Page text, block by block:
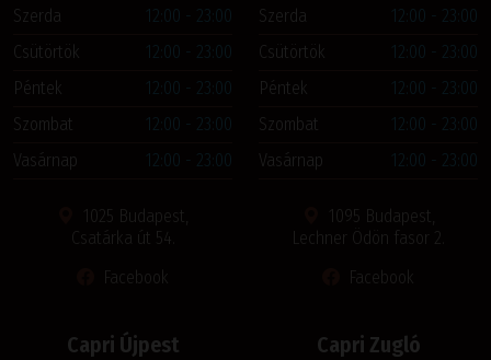
Szerda
12:00 - 23:00
Csütörtök
12:00 - 23:00
Péntek
12:00 - 23:00
Szombat
12:00 - 23:00
Vasárnap
12:00 - 23:00
1025 Budapest,
Csatárka út 54.
Facebook
Szerda
12:00 - 23:00
Csütörtök
12:00 - 23:00
Péntek
12:00 - 23:00
Szombat
12:00 - 23:00
Vasárnap
12:00 - 23:00
1095 Budapest,
Lechner Ödön fasor 2.
Facebook
Capri Újpest Capri Zugló